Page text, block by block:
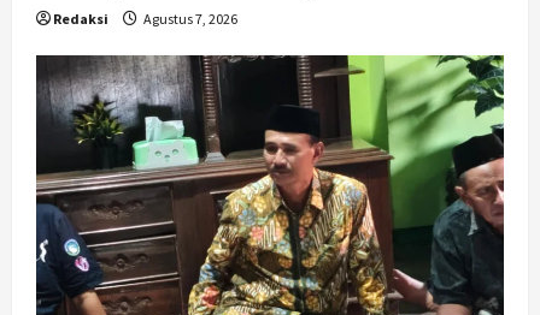
Redaksi Agustus 7, 2026